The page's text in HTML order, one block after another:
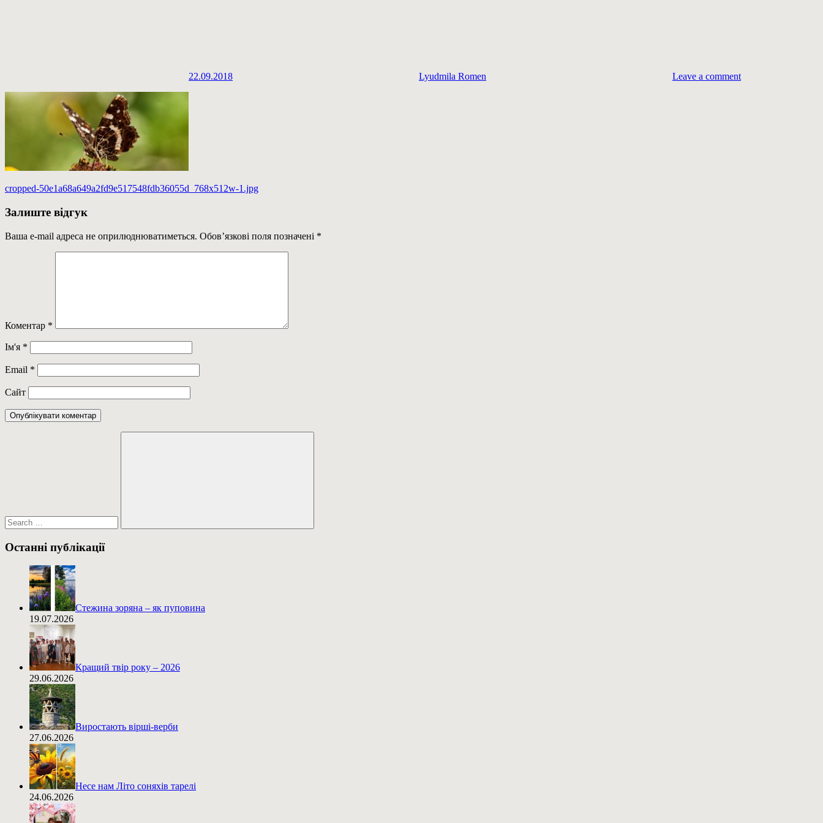
22.09.2018 Lyudmila Romen Leave a comment
Навігація
записів
Previous
cropped-50e1a68a649a2fd9e517548fdb36055d_768x512w-1.jpg
Залиште відгук
Ваша e-mail адреса не оприлюднюватиметься. Обов’язкові поля позначені *
Коментар *
Ім'я *
Email *
Сайт
Пошук
Останні публікації
Стежина зоряна – як пуповина
19.07.2026
Кращий твір року – 2026
29.06.2026
Виростають вірші-верби
27.06.2026
Несе нам Літо соняхів тарелі
24.06.2026